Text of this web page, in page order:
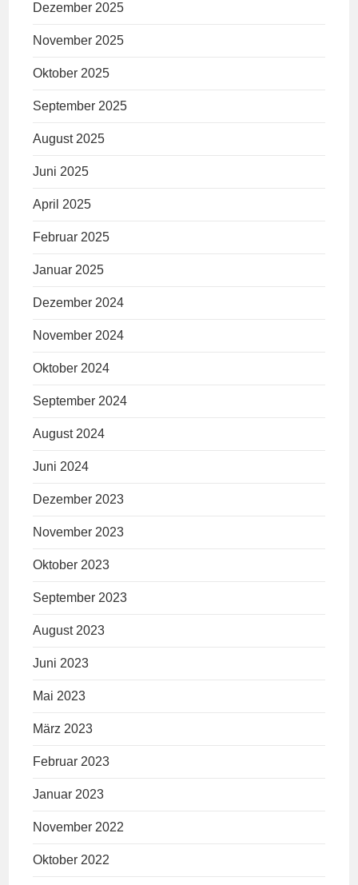
Dezember 2025
November 2025
Oktober 2025
September 2025
August 2025
Juni 2025
April 2025
Februar 2025
Januar 2025
Dezember 2024
November 2024
Oktober 2024
September 2024
August 2024
Juni 2024
Dezember 2023
November 2023
Oktober 2023
September 2023
August 2023
Juni 2023
Mai 2023
März 2023
Februar 2023
Januar 2023
November 2022
Oktober 2022